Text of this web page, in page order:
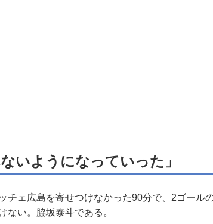
いようになっていった」
ェ広島を寄せつけなかった90分で、2ゴール
ない。脇坂泰斗である。